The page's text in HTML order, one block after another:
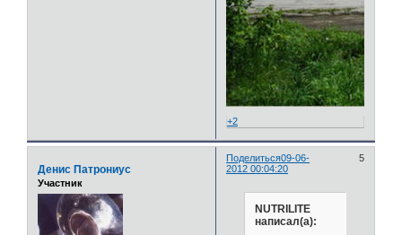
+2
Поделиться 5
09-06-
2012 00:04:20
Денис Патрониус
Участник
NUTRILITE
написал(а):